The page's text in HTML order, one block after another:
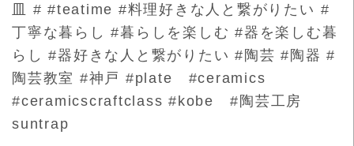
皿 # #teatime #料理好きな人と繋がりたい #
丁寧な暮らし #暮らしを楽しむ #器を楽しむ暮
らし #器好きな人と繋がりたい #陶芸 #陶器 #
陶芸教室 #神戸 #plate #ceramics
#ceramicscraftclass #kobe #陶芸工房
suntrap